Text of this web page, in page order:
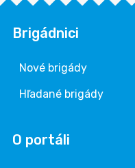
Brigádnici
Nové brigády
Hľadané brigády
O portáli